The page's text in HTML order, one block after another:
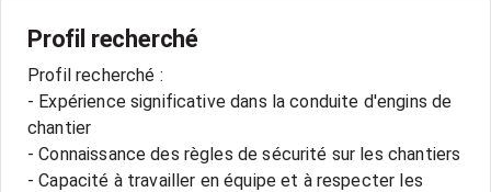
Profil recherché
Profil recherché :
- Expérience significative dans la conduite d'engins de
chantier
- Connaissance des règles de sécurité sur les chantiers
- Capacité à travailler en équipe et à respecter les